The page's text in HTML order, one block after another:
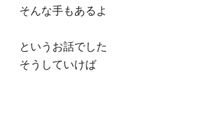
そんな手もあるよ
というお話でした
そうしていけば